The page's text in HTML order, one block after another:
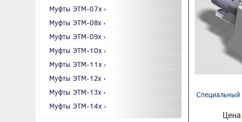
Муфты ЭТМ-07x ›
Муфты ЭТМ-08x ›
Муфты ЭТМ-09x ›
Муфты ЭТМ-10x ›
Муфты ЭТМ-11x ›
Муфты ЭТМ-12x ›
Муфты ЭТМ-13x ›
Муфты ЭТМ-14x ›
Специальный